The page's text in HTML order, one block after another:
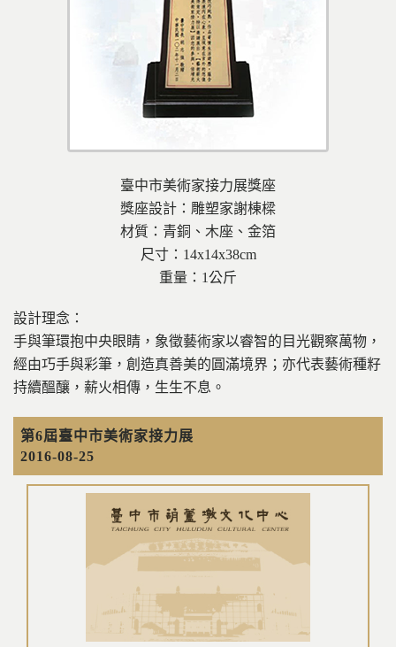
臺中市美術家接力展獎座
獎座設計：雕塑家謝棟樑
材質：青銅、木座、金箔
尺寸：14x14x38cm
重量：1公斤
設計理念：
手與筆環抱中央眼睛，象徵藝術家以睿智的目光觀察萬物，
經由巧手與彩筆，創造真善美的圓滿境界；亦代表藝術種籽
持續醞釀，薪火相傳，生生不息。
第6屆臺中市美術家接力展
2016-08-25